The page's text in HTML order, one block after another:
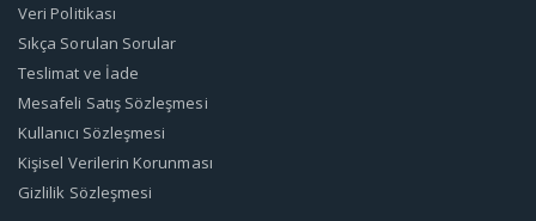
Veri Politikası
Sıkça Sorulan Sorular
Teslimat ve İade
Mesafeli Satış Sözleşmesi
Kullanıcı Sözleşmesi
Kişisel Verilerin Korunması
Gizlilik Sözleşmesi